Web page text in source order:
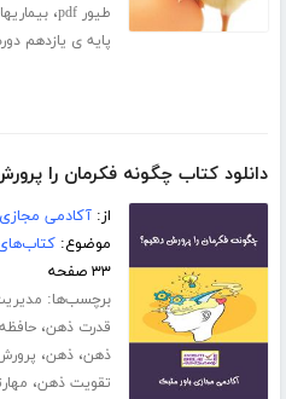
طیور pdf
،
پایه ی یازدهم
دانلود کتاب چگونه فکرمان را
از:آکادمی
موضوع:
۳۳ صفحه
برچسب‌ها:
قدرت ذهن،
ذهن،ذهن،
تقویت ذهن،